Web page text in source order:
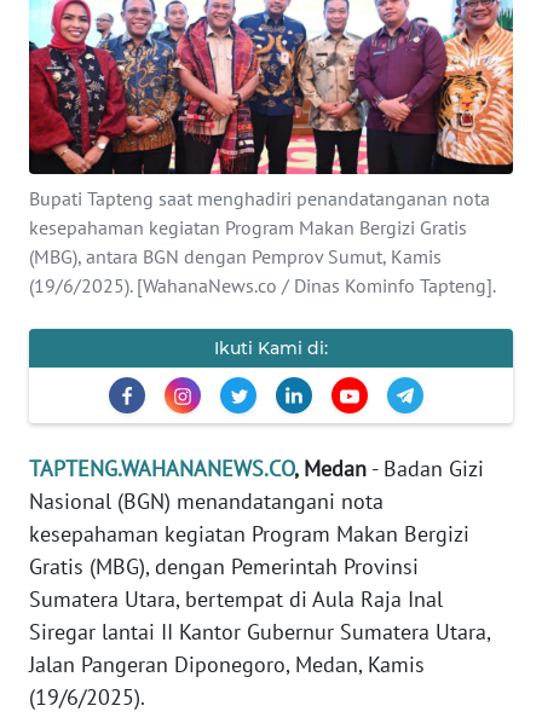
Bupati Tapteng saat menghadiri penandatanganan nota
kesepahaman kegiatan Program Makan Bergizi Gratis
(MBG), antara BGN dengan Pemprov Sumut, Kamis
(19/6/2025). [WahanaNews.co / Dinas Kominfo Tapteng].
Ikuti Kami di:
TAPTENG.WAHANANEWS.CO, Medan - Badan Gizi
Nasional (BGN) menandatangani nota
kesepahaman kegiatan Program Makan Bergizi
Gratis (MBG), dengan Pemerintah Provinsi
Sumatera Utara, bertempat di Aula Raja Inal
Siregar lantai II Kantor Gubernur Sumatera Utara,
Jalan Pangeran Diponegoro, Medan, Kamis
(19/6/2025).
Informasi
INDEKS
BERITA
KONTAK
KAMI
INFO
IKLAN
TENTANG
PEDOMAN
MEDIA
SIBER
REDAKSI
KARIR
DISCLAIMER